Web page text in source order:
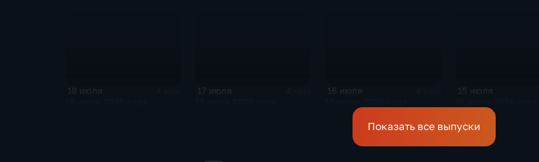
18 июля 17 июля 16 июля 15 июля
Показать все выпуски